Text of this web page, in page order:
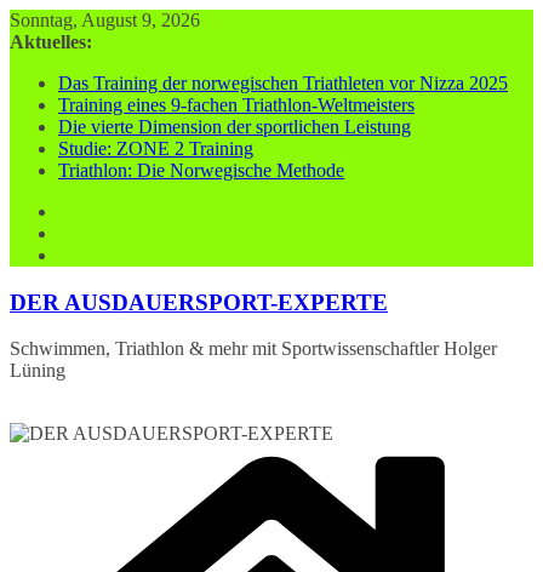
Zum
Inhalt
Sonntag, August 9, 2026
Aktuelles:
Das Training der norwegischen Triathleten vor Nizza 2025
Training eines 9-fachen Triathlon-Weltmeisters
Die vierte Dimension der sportlichen Leistung
Studie: ZONE 2 Training
Triathlon: Die Norwegische Methode
DER AUSDAUERSPORT-EXPERTE
Schwimmen, Triathlon & mehr mit Sportwissenschaftler Holger
Lüning